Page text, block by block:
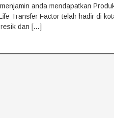
anda mendapatkan
Transfer Factor telah hadir di
dan […]